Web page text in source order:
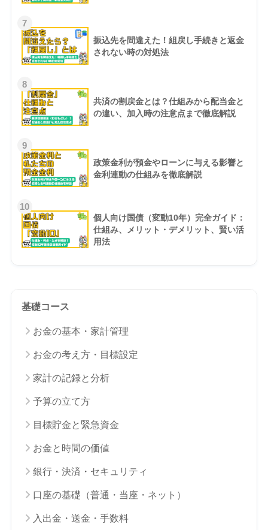
7
振込先を間違えた！組戻し手続きと返金
されない時の対処法
8
共済の割戻金とは？仕組みから配当金と
の違い、加入時の注意点まで徹底解説
9
政策金利が預金やローンに与える影響と
金利連動の仕組みを徹底解説
10
個人向け国債（変動10年）完全ガイド：
仕組み、メリット・デメリット、賢い活
用法
基礎コース
お金の基本・家計管理
お金の考え方・目標設定
家計の記録と分析
予算の立て方
目標貯金と緊急資金
お金と時間の価値
銀行・決済・セキュリティ
口座の基礎（普通・当座・ネット）
入出金・送金・手数料